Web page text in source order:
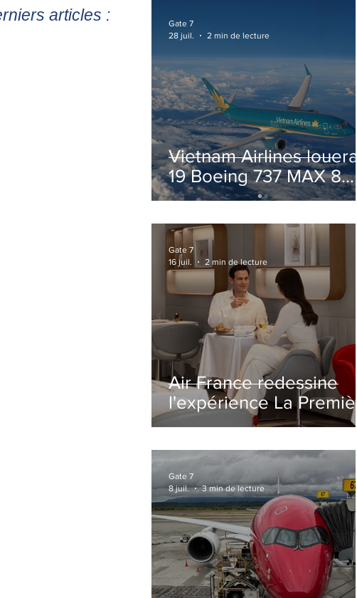
articles :
Vietnam Airlines louera
19 Boeing 737 MAX 8
pour accélérer la
flotte
Gate 7
28 juil.
2 min de lecture
Air France redessine
l'expérience La
avec un salon
Paris-CDG
Gate 7
16 juil.
2 min de lecture
Gate 7
8 juil.
3 min de lecture